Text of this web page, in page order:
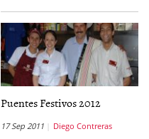
Puentes Festivos 2012
17 Sep 2011 Diego Contreras